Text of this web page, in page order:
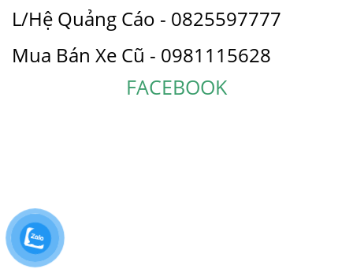
L/Hệ Quảng Cáo - 0825597777
Mua Bán Xe Cũ - 0981115628
FACEBOOK